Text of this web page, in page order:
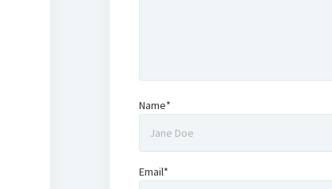
Name*
Email*